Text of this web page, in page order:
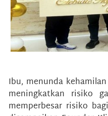
Ibu, menunda
meningkatkan risiko
memperbesar risiko